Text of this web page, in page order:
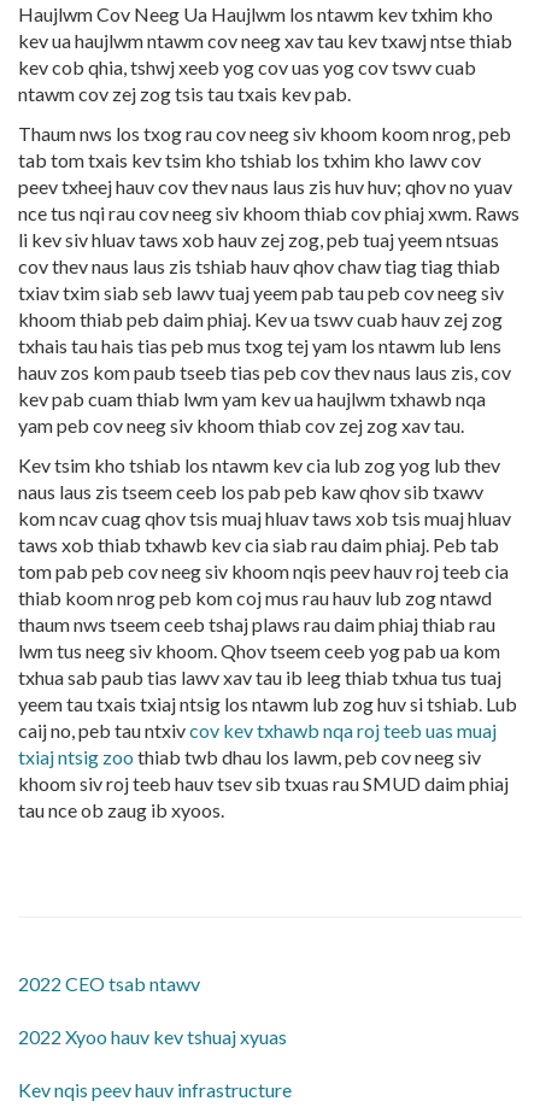
Haujlwm Cov Neeg Ua Haujlwm los ntawm kev txhim kho
kev ua haujlwm ntawm cov neeg xav tau kev txawj ntse thiab
kev cob qhia, tshwj xeeb yog cov uas yog cov tswv cuab
ntawm cov zej zog tsis tau txais kev pab.
Thaum nws los txog rau cov neeg siv khoom koom nrog, peb
tab tom txais kev tsim kho tshiab los txhim kho lawv cov
peev txheej hauv cov thev naus laus zis huv huv; qhov no yuav
nce tus nqi rau cov neeg siv khoom thiab cov phiaj xwm. Raws
li kev siv hluav taws xob hauv zej zog, peb tuaj yeem ntsuas
cov thev naus laus zis tshiab hauv qhov chaw tiag tiag thiab
txiav txim siab seb lawv tuaj yeem pab tau peb cov neeg siv
khoom thiab peb daim phiaj. Kev ua tswv cuab hauv zej zog
txhais tau hais tias peb mus txog tej yam los ntawm lub lens
hauv zos kom paub tseeb tias peb cov thev naus laus zis, cov
kev pab cuam thiab lwm yam kev ua haujlwm txhawb nqa
yam peb cov neeg siv khoom thiab cov zej zog xav tau.
Kev tsim kho tshiab los ntawm kev cia lub zog yog lub thev
naus laus zis tseem ceeb los pab peb kaw qhov sib txawv
kom ncav cuag qhov tsis muaj hluav taws xob tsis muaj hluav
taws xob thiab txhawb kev cia siab rau daim phiaj. Peb tab
tom pab peb cov neeg siv khoom nqis peev hauv roj teeb cia
thiab koom nrog peb kom coj mus rau hauv lub zog ntawd
thaum nws tseem ceeb tshaj plaws rau daim phiaj thiab rau
lwm tus neeg siv khoom. Qhov tseem ceeb yog pab ua kom
txhua sab paub tias lawv xav tau ib leeg thiab txhua tus tuaj
yeem tau txais txiaj ntsig los ntawm lub zog huv si tshiab. Lub
caij no, peb tau ntxivcov kev txhawb nqa roj teeb uas muaj
txiaj ntsig zoo thiab twb dhau los lawm, peb cov neeg siv
khoom siv roj teeb hauv tsev sib txuas rau SMUD daim phiaj
tau nce ob zaug ib xyoos.
2022 CEO tsab ntawv
2022 Xyoo hauv kev tshuaj xyuas
Kev nqis peev hauv infrastructure